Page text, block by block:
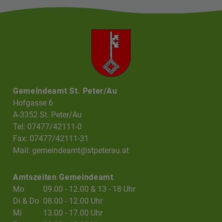
Gemeindeamt St. Peter/Au
Hofgasse 6
A-3352 St. Peter/Au
Tel: 07477/42111-0
Fax: 07477/42111-31
Mail:gemeindeamt@stpeterau.at
Amtszeiten Gemeindeamt
Mo
09.00 - 12.00 & 13 - 18 Uhr
Di & Do 08.00 - 12.00 Uhr
Mi
13.00 - 17.00 Uhr